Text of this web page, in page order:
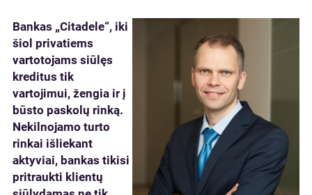
Bankas „Citadele“, iki
šiol privatiems
vartotojams siūlęs
kreditus tik
vartojimui, žengia ir į
būsto paskolų rinką.
Nekilnojamo turto
rinkai išliekant
aktyviai, bankas tikisi
pritraukti klientų